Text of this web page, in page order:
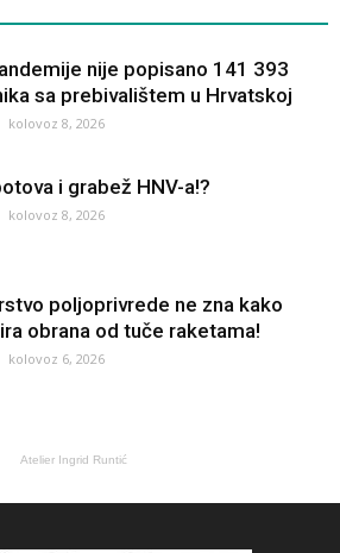
nije popisano 141 393
sa prebivalištem u Hrvatskoj
kolovoz 8, 2026
i grabež HNV-a!?
kolovoz 8, 2026
poljoprivrede ne zna kako
obrana od tuče raketama!
kolovoz 6, 2026
Atelier Ingrid Runtić